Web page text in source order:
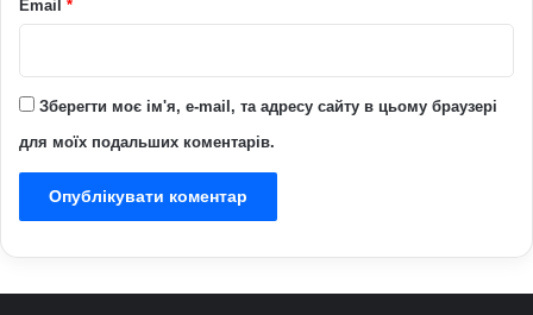
Email *
Зберегти моє ім'я, e-mail, та адресу сайту в цьому браузері
для моїх подальших коментарів.